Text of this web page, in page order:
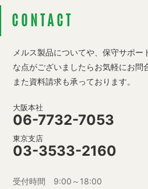
CONTACT
メルス製品についてや、保守サポー
な点がございましたらお気軽にお問
また資料請求も承っております。
大阪本社
06-7732-7053
東京支店
03-3533-2160
受付時間 9:00～18:00